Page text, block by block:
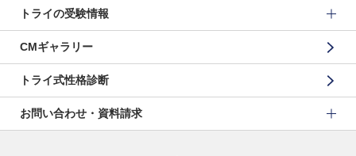
トライの受験情報
CMギャラリー
トライ式性格診断
お問い合わせ・資料請求